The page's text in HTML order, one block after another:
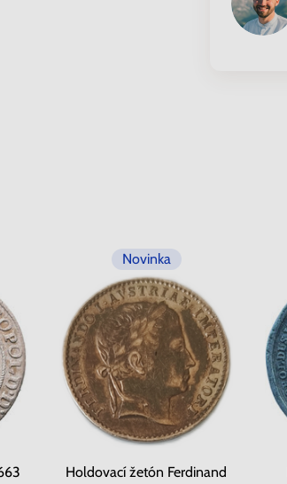
Novinka
Holdovací žetón Ferdinand